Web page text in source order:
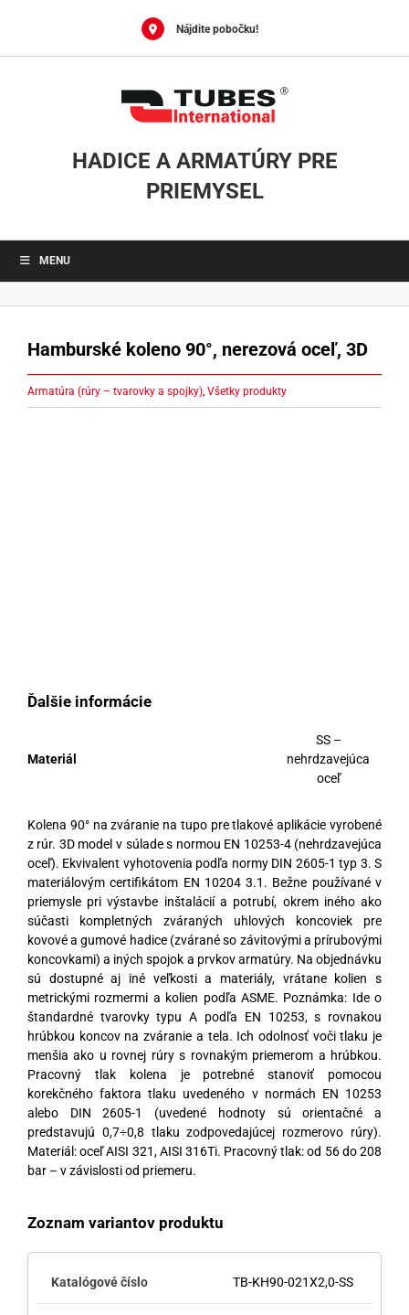
Nájdite pobočku!
HADICE A ARMATÚRY PRE
PRIEMYSEL
MENU
Hamburské koleno 90°, nerezová oceľ, 3D
Armatúra (rúry – tvarovky a spojky), Všetky produkty
Ďalšie informácie
Materiál
SS –
nehrdzavejúca
oceľ
Kolena 90° na zváranie na tupo pre tlakové aplikácie vyrobené
z rúr. 3D model v súlade s normou EN 10253-4 (nehrdzavejúca
oceľ). Ekvivalent vyhotovenia podľa normy DIN 2605-1 typ 3. S
materiálovým certifikátom EN 10204 3.1. Bežne používané v
priemysle pri výstavbe inštalácií a potrubí, okrem iného ako
súčasti kompletných zváraných uhlových koncoviek pre
kovové a gumové hadice (zvárané so závitovými a prírubovými
koncovkami) a iných spojok a prvkov armatúry. Na objednávku
sú dostupné aj iné veľkosti a materiály, vrátane kolien s
metrickými rozmermi a kolien podľa ASME. Poznámka: Ide o
štandardné tvarovky typu A podľa EN 10253, s rovnakou
hrúbkou koncov na zváranie a tela. Ich odolnosť voči tlaku je
menšia ako u rovnej rúry s rovnakým priemerom a hrúbkou.
Pracovný tlak kolena je potrebné stanoviť pomocou
korekčného faktora tlaku uvedeného v normách EN 10253
alebo DIN 2605-1 (uvedené hodnoty sú orientačné a
predstavujú 0,7÷0,8 tlaku zodpovedajúcej rozmerovo rúry).
Materiál: oceľ AISI 321, AISI 316Ti. Pracovný tlak: od 56 do 208
bar – v závislosti od priemeru.
Zoznam variantov produktu
TB-KH90-021X2,0-SS